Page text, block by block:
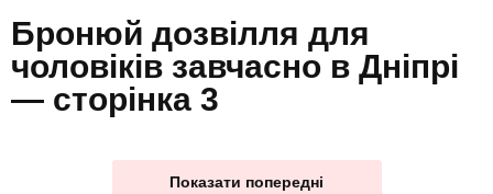
Бронюй дозвілля для
чоловіків завчасно в Дніпрі
— сторінка 3
Показати попередні